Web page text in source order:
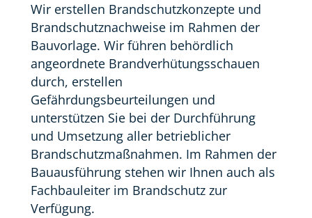
Wir erstellen Brandschutzkonzepte und
Brandschutznachweise im Rahmen der
Bauvorlage. Wir führen behördlich
angeordnete Brandverhütungsschauen
durch, erstellen
Gefährdungsbeurteilungen und
unterstützen Sie bei der Durchführung
und Umsetzung aller betrieblicher
Brandschutzmaßnahmen. Im Rahmen der
Bauausführung stehen wir Ihnen auch als
Fachbauleiter im Brandschutz zur
Verfügung.